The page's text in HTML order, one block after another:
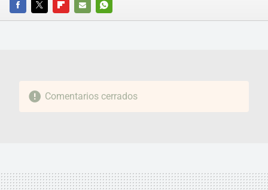
FACEBOOKTWITTERFLIPBOARD
E-
WHATSAPP
Comentarios cerrados